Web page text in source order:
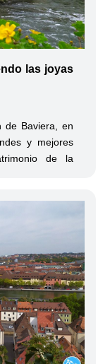
las joyas
de Baviera, en
y mejores
de la